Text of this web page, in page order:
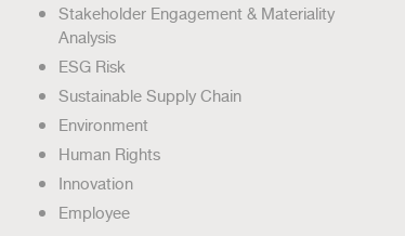
Stakeholder Engagement & Materiality
Analysis
ESG Risk
Sustainable Supply Chain
Environment
Human Rights
Innovation
Employee